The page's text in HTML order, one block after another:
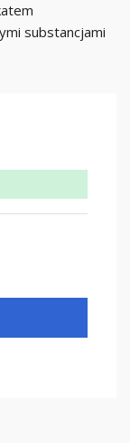
substancjami